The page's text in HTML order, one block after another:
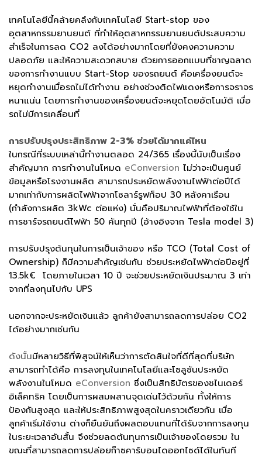
เทคโนโลยีนี้คล้ายคลึงกับเทคโนโลยี Start-stop ของ
อุตสาหกรรมยานยนต์ ที่ทำให้อุตสาหกรรมยานยนต์ประสบความ
สำเร็จในการลด CO2 ลงได้อย่างมากโดยที่ยังคงความความ
ปลอดภัย และให้ความสะดวกสบาย ด้วยการออกแบบที่ชาญฉลาด
ของการทำงานแบบ Start-Stop ของรถยนต์ คือเครื่องยนต์จะ
หยุดทำงานเมื่อรถไม่ได้ทำงาน อย่างช่วงติดไฟแดงหรือการจราจร
หนาแน่น โดยการทำงานของเครื่องยนต์จะหยุดโดยอัตโนมัติ เมื่อ
รถไม่มีการเคลื่อนที่
การปรับปรุงประสิทธิภาพ 2-3% ช่วยได้มากแค่ไหน
ในกรณีที่ระบบเหล่านี้ทำงานตลอด 24/365 เรื่องนี้นับเป็นเรื่อง
สำคัญมาก การทำงานในโหมด eConversion ไม่ว่าจะเป็นศูนย์
ข้อมูลหรือโรงงานผลิต สามารถประหยัดพลังงานไฟฟ้าต่อปีได้
มากเท่ากับการผลิตไฟฟ้าจากโซลาร์รูฟท็อป 30 หลังคาเรือน
(กำลังการผลิต 3kWc ต่อแห่ง) นั่นคือปริมาณไฟฟ้าที่ต้องใช้ใน
การชาร์จรถยนต์ไฟฟ้า 50 คันทุกปี (อ้างอิงจาก Tesla model 3)
การปรับปรุงต้นทุนในการเป็นเจ้าของ หรือ TCO (Total Cost of
Ownership) ก็มีความสำคัญเช่นกัน ช่วยประหยัดไฟฟ้าต่อปีอยู่ที่
13.5k€ โดยภายในเวลา 10 ปี จะช่วยประหยัดเงินประมาณ 3 เท่า
จากที่ลงทุนไปกับ UPS
นอกจากจะประหยัดเงินแล้ว ลูกค้ายังสามารถลดการปล่อย CO2
ได้อย่างมากเช่นกัน
ดังนั้นมีหลายวิธีที่พิสูจน์ให้เห็นว่าการตัดสินใจที่ดีที่สุดที่บริษัท
สามารถทำได้คือ การลงทุนในเทคโนโลยีและโซลูชันประหยัด
พลังงานในโหมด eConversion ซึ่งเป็นสิทธิบัตรของชไนเดอร์
อิเล็คทริค โดยเป็นการผสมผสานจุดเด่นไว้ด้วยกัน ทั้งให้การ
ป้องกันสูงสุด และให้ประสิทธิภาพสูงสุดในคราวเดียวกัน เมื่อ
ลูกค้าเริ่มใช้งาน ต่างก็ยืนยันถึงผลตอบแทนที่ได้รับจากการลงทุน
ในระยะเวลาอันสั้น จึงช่วยลดต้นทุนการเป็นเจ้าของโดยรวม ใน
ขณะที่สามารถลดการปล่อยก๊าซคาร์บอนไดออกไซด์ได้ในทันที